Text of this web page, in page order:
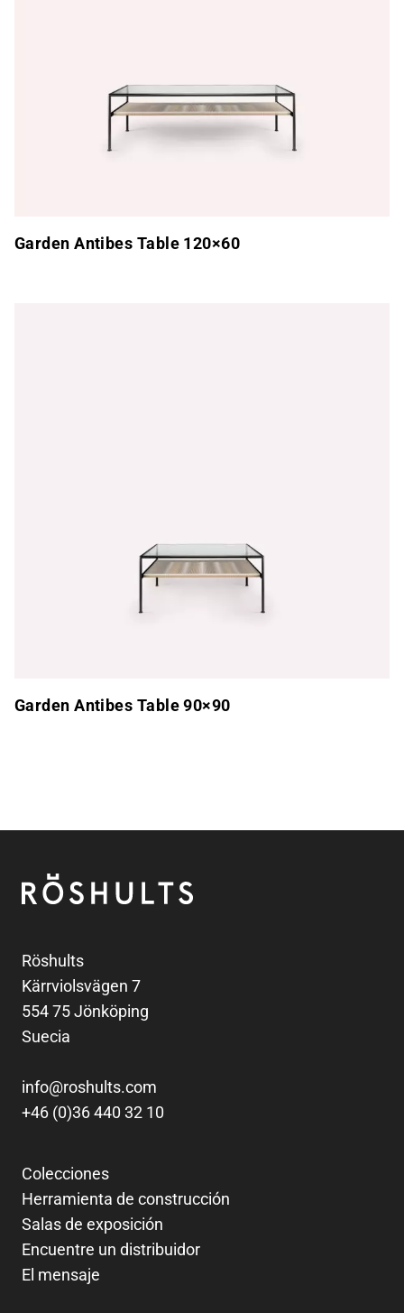
Garden Antibes Table 120×60
Garden Antibes Table 90×90
Röshults
Röshults
Kärrviolsvägen 7
554 75 Jönköping
Suecia
info@roshults.com
+46 (0)36 440 32 10
Colecciones
Herramienta de construcción
Salas de exposición
Encuentre un distribuidor
El mensaje